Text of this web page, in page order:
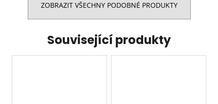
ZOBRAZIT VŠECHNY PODOBNÉ PRODUKTY
Související produkty